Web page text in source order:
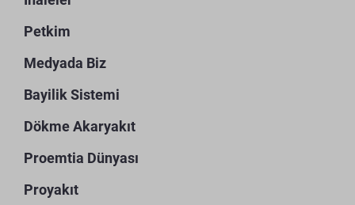
Petkim
Medyada Biz
Bayilik Sistemi
Dökme Akaryakıt
Proemtia Dünyası
Proyakıt